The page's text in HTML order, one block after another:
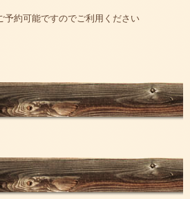
予約可能ですのでご利用ください